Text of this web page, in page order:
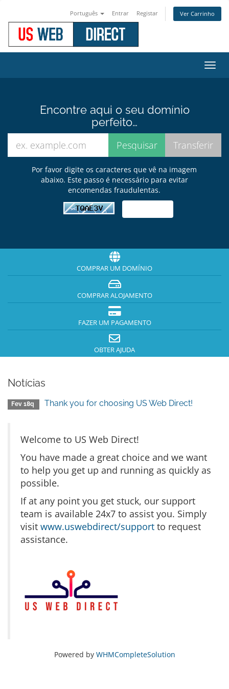
Português Entrar Registar Ver Carrinho
Encontre aqui o seu domínio
perfeito…
Por favor digite os caracteres que vê na imagem
abaixo. Este passo é necessário para evitar
encomendas fraudulentas.
COMPRAR UM DOMÍNIO
COMPRAR ALOJAMENTO
FAZER UM PAGAMENTO
OBTER AJUDA
Notícias
Fev 18q Thank you for choosing US Web Direct!
Welcome to US Web Direct!
You have made a great choice and we want
to help you get up and running as quickly as
possible.
If at any point you get stuck, our support
team is available 24x7 to assist you. Simply
visit www.uswebdirect/support to request
assistance.
Powered by WHMCompleteSolution